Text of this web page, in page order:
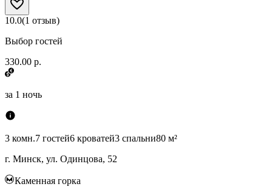
10.0(1 отзыв)
Выбор гостей
330.00 р.
за 1 ночь
3 комн.7 гостей6 кроватей3 спальни80 м²
г. Минск, ул. Одинцова, 52
Каменная горка